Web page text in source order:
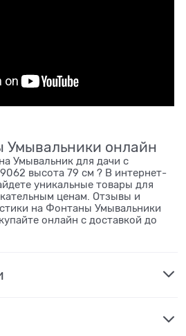
Умывальники онлайн
Умывальник для дачи с
высота 79 см ? В интернет-
уникальные товары для
ценам. Отзывы и
на Фонтаны Умывальники
онлайн с доставкой до